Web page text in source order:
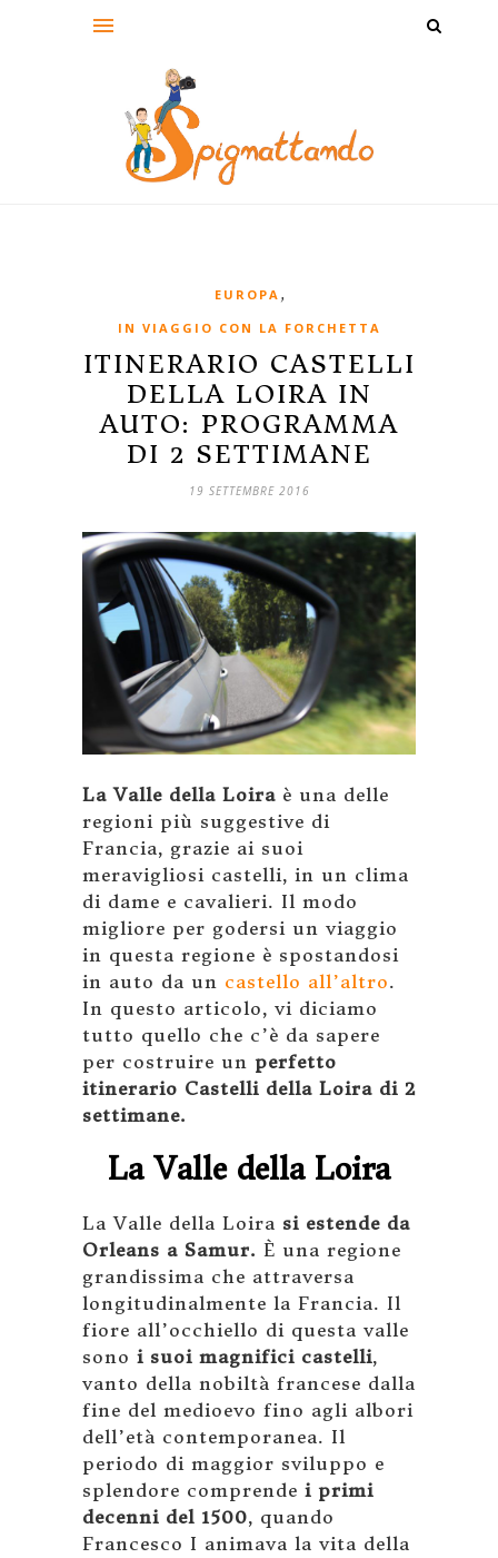
EUROPA ,
IN VIAGGIO CON LA FORCHETTA
ITINERARIO CASTELLI
DELLA LOIRA IN
AUTO: PROGRAMMA
DI 2 SETTIMANE
19 SETTEMBRE 2016
La Valle della Loira è una delle
regioni più suggestive di
Francia, grazie ai suoi
meravigliosi castelli, in un clima
di dame e cavalieri. Il modo
migliore per godersi un viaggio
in questa regione è spostandosi
in auto da un castello all’altro.
In questo articolo, vi diciamo
tutto quello che c’è da sapere
per costruire un perfetto
itinerario Castelli della Loira di 2
settimane.
La Valle della Loira
La Valle della Loira si estende da
Orleans a Samur. È una regione
grandissima che attraversa
longitudinalmente la Francia. Il
fiore all’occhiello di questa valle
sono i suoi magnifici castelli,
vanto della nobiltà francese dalla
fine del medioevo fino agli albori
dell’età contemporanea. Il
periodo di maggior sviluppo e
splendore comprende i primi
decenni del 1500, quando
Francesco I animava la vita della